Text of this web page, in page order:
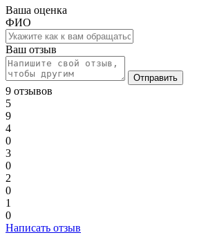
Ваша оценка
ФИО
Ваш отзыв
Отправить
9 отзывов
5
9
4
0
3
0
2
0
1
0
Написать отзыв